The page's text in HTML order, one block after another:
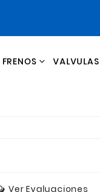
FRENOS VALVULAS
Ver Evaluaciones